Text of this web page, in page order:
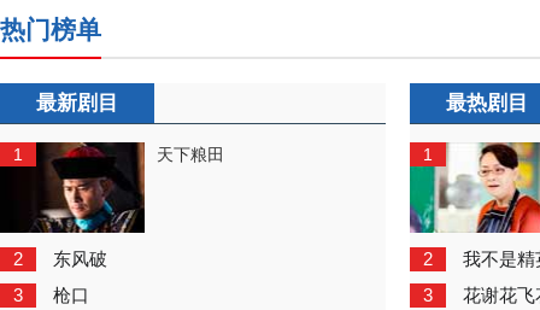
热门榜单
最新剧目
1 天下粮田
2 东风破
3 枪口
最热剧目
1
2 我不是精
3 花谢花飞